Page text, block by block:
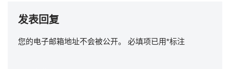
发表回复
您的电子邮箱地址不会被公开。 必填项已用*标注